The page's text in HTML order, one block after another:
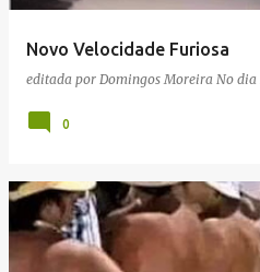
Novo Velocidade Furiosa
editada por Domingos Moreira No dia
0